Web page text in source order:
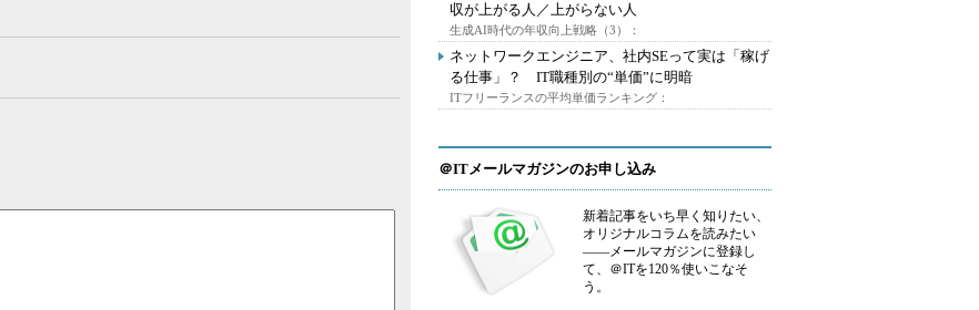
収が上がる人／上がらない人
生成AI時代の年収向上戦略（3）：
ネットワークエンジニア、社内SEって実は「稼げ
る仕事」？ IT職種別の“単価”に明暗
ITフリーランスの平均単価ランキング：
＠ITメールマガジンのお申し込み
新着記事をいち早く知りたい、
オリジナルコラムを読みたい
――メールマガジンに登録し
て、＠ITを120％使いこなそ
う。